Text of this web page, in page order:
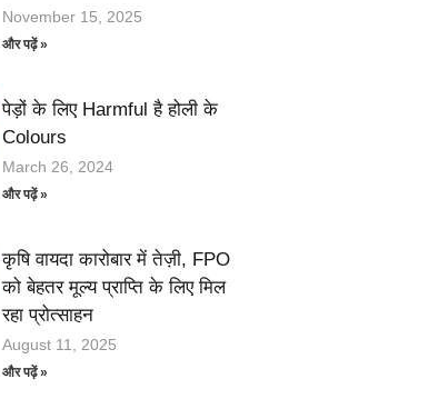
November 15, 2025
और पढ़ें »
पेड़ों के लिए Harmful है होली के
Colours
March 26, 2024
और पढ़ें »
कृषि वायदा कारोबार में तेज़ी, FPO
को बेहतर मूल्य प्राप्ति के लिए मिल
रहा प्रोत्साहन
August 11, 2025
और पढ़ें »